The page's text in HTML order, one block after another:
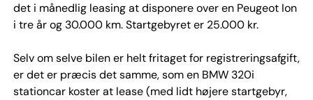
det i månedlig leasing at disponere over en Peugeot Ion
i tre år og 30.000 km. Startgebyret er 25.000 kr.
Selv om selve bilen er helt fritaget for registreringsafgift,
er det er præcis det samme, som en BMW 320i
stationcar koster at lease (med lidt højere startgebyr,